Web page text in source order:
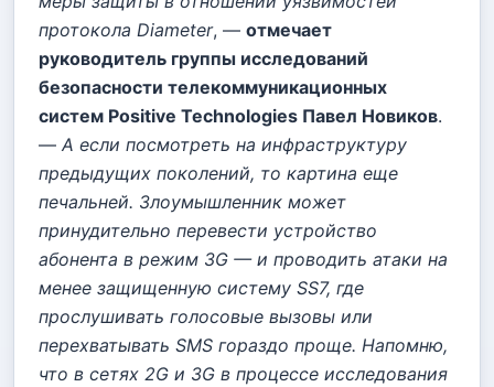
протокола Diameter, — отмечает
руководитель группы исследований
безопасности телекоммуникационных
систем Positive Technologies Павел Новиков.
— А если посмотреть на инфраструктуру
предыдущих поколений, то картина еще
печальней. Злоумышленник может
принудительно перевести устройство
абонента в режим 3G — и проводить атаки на
менее защищенную систему SS7, где
прослушивать голосовые вызовы или
перехватывать SMS гораздо проще. Напомню,
что в сетях 2G и 3G в процессе исследования